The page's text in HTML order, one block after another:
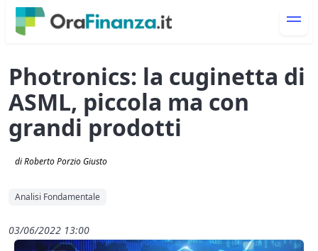
Photronics: la cuginetta di
ASML, piccola ma con
grandi prodotti
di Roberto Porzio Giusto
Analisi Fondamentale
03/06/2022 13:00